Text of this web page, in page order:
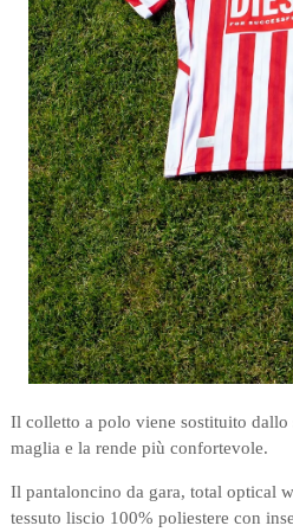
Il colletto a polo viene sostituito dallo
maglia e la rende più confortevole.
Il pantaloncino da gara, total optical
tessuto liscio 100% poliestere con